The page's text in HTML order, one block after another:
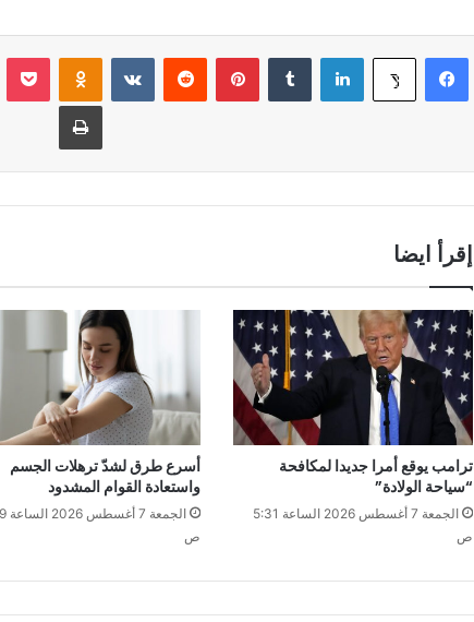
فيسبوك ‫X لينكدإن بينتيريست
إقرأ ايضا
ترامب يوقع أمرا جديدا لمكافحة
“سياحة الولادة”
الجمعة 7 أغسطس 2026 الساعة 5:31
ص
أسرع طرق لشدّ ترهلات الجسم
واستعادة القوام المشدود
ص